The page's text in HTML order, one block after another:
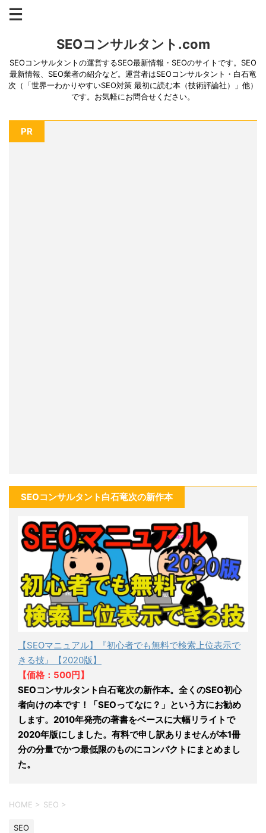
SEOコンサルタント.com
SEOコンサルタントの運営するSEO最新情報・SEOのサイトです。SEO
最新情報、SEO業者の紹介など。運営者はSEOコンサルタント・白石竜
次（「世界一わかりやすいSEO対策 最初に読む本（技術評論社）」他）
です。お気軽にお問合せください。
PR
SEOコンサルタント白石竜次の新作本
【SEOマニュアル】『初心者でも無料で検索上位表示で
きる技』【2020版】
【価格：500円】
SEOコンサルタント白石竜次の新作本。全くのSEO初心
者向けの本です！「SEOってなに？」という方にお勧め
します。2010年発売の著書をベースに大幅リライトで
2020年版にしました。有料で申し訳ありませんが本1冊
分の分量でかつ最低限のものにコンパクトにまとめまし
た。
HOME > SEO >
SEO